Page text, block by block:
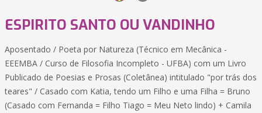
ESPIRITO SANTO OU VANDINHO
Aposentado / Poeta por Natureza (Técnico em Mecânica -
EEEMBA / Curso de Filosofia Incompleto - UFBA) com um Livro
Publicado de Poesias e Prosas (Coletânea) intitulado "por trás dos
teares" / Casado com Katia, tendo um Filho e uma Filha = Bruno
(Casado com Fernanda = Filho Tiago = Meu Neto lindo) + Camila